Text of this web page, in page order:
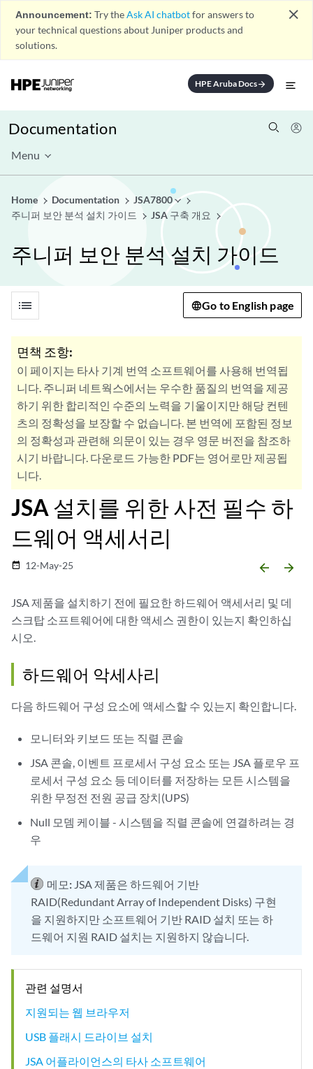
Announcement: Try theAsk AI chatbotfor answers to
your technical questions about Juniper products and
solutions.
close
HPE Aruba Docsarrow_forward
Documentation
Menu
Home Documentation
JSA7800
주니퍼 보안 분석 설치 가이드
JSA 구축 개요
주니퍼 보안 분석 설치 가이드
list Go to English page
면책 조항:
이 페이지는 타사 기계 번역 소프트웨어를 사용해 번역됩
니다. 주니퍼 네트웍스에서는 우수한 품질의 번역을 제공
하기 위한 합리적인 수준의 노력을 기울이지만 해당 컨텐
츠의 정확성을 보장할 수 없습니다. 본 번역에 포함된 정보
의 정확성과 관련해 의문이 있는 경우 영문 버전을 참조하
시기 바랍니다. 다운로드 가능한 PDF는 영어로만 제공됩
니다.
JSA 설치를 위한 사전 필수 하
드웨어 액세서리
date_range 12-May-25 arrow_backward arrow_forward
JSA제품을 설치하기 전에 필요한 하드웨어 액세서리 및 데
스크탑 소프트웨어에 대한 액세스 권한이 있는지 확인하십
시오.
하드웨어 악세사리
다음 하드웨어 구성 요소에 액세스할 수 있는지 확인합니다.
모니터와 키보드 또는 직렬 콘솔
JSA 콘솔, 이벤트 프로세서 구성 요소 또는 JSA 플로우 프
로세서 구성 요소 등 데이터를 저장하는 모든 시스템을
위한 무정전 전원 공급 장치(UPS)
Null 모뎀 케이블 - 시스템을 직렬 콘솔에 연결하려는 경
우
메모: JSA제품은 하드웨어 기반
RAID(Redundant Array of Independent Disks) 구현
을 지원하지만 소프트웨어 기반 RAID 설치 또는 하
드웨어 지원 RAID 설치는 지원하지 않습니다.
관련 설명서
지원되는 웹 브라우저
USB 플래시 드라이브 설치
JSA 어플라이언스의 타사 소프트웨어